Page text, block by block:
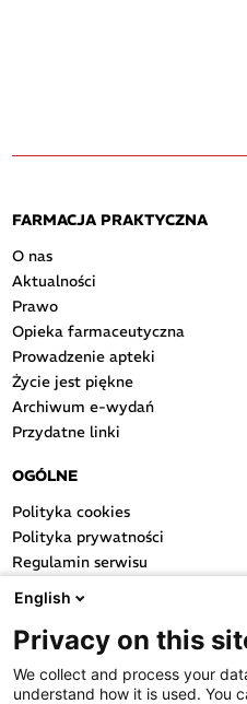
FARMACJA PRAKTYCZNA
O nas
Aktualności
Prawo
Opieka farmaceutyczna
Prowadzenie apteki
Życie jest piękne
Archiwum e-wydań
Przydatne linki
OGÓLNE
Polityka cookies
Polityka prywatności
Regulamin serwisu
Regulamin konkursu
Farmacja Play
Regulamin konkursu Lakcid
Regulamin konkursu Acard
English
Privacy on this
We collect and process your
understand how it is used. You